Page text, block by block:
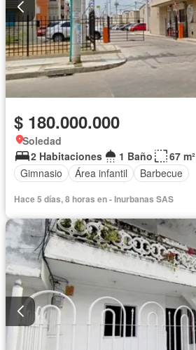
$ 180.000.000
Soledad
2 Habitaciones
1 Baño
67 m²
Gimnasio
Área infantil Barbecue
Hace 5 días, 8 horas en - Inurbanas SAS